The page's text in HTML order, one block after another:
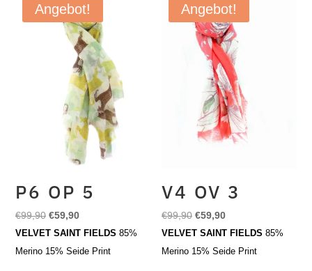
Angebot!
P6 OP 5
€99,90 Ursprünglicher
Preis
war:
€59,90Aktueller
Preis
ist:
VELVET SAINT FIELDS 85%
Merino 15% Seide Print
Angebot!
V4 OV 3
€99,90 Ursprünglicher
Preis
war:
€59,90Aktueller
Preis
ist:
VELVET SAINT FIELDS85%
Merino 15% Seide Print